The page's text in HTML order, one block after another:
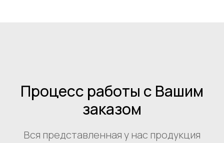
Процесс работы с Вашим
заказом
Вся представленная у нас продукция